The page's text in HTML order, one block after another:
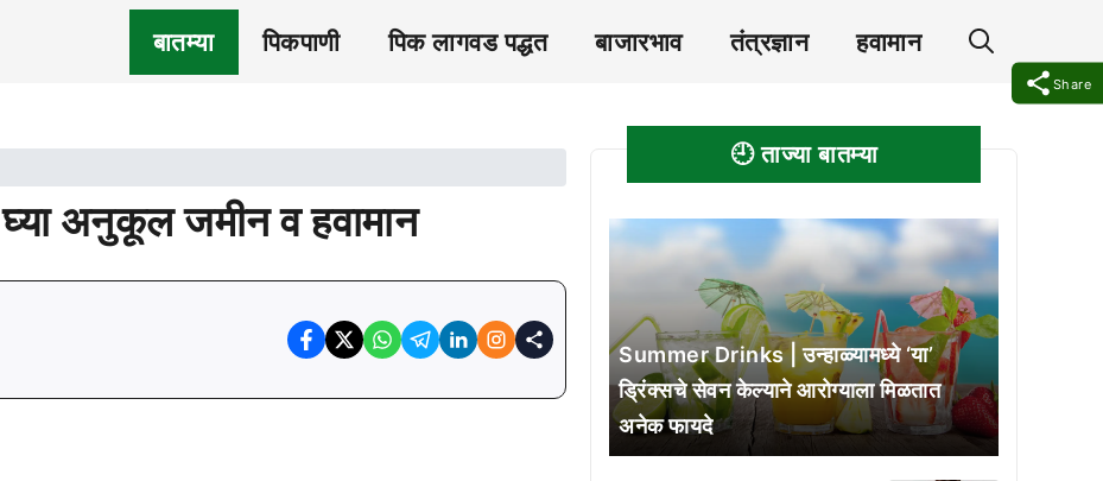
बातम्या पिकपाणी पिक लागवड पद्धत बाजारभाव तंत्रज्ञान हवामान
Share
अनुकूल जमीन व हवामान
🕘 ताज्या बातम्या
Summer Drinks | उन्हाळ्यामध्ये ‘या’
ड्रिंक्सचे सेवन केल्याने आरोग्याला मिळतात
अनेक फायदे